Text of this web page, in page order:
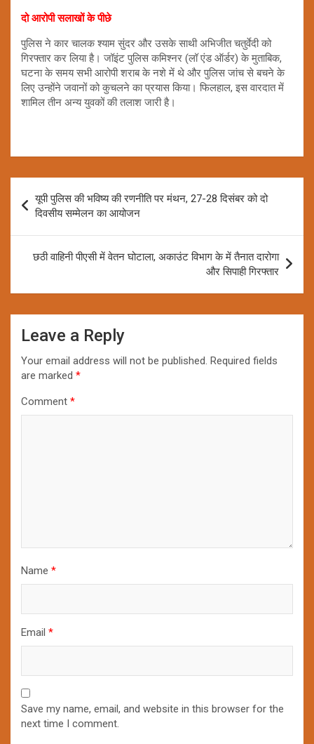
दो आरोपी सलाखों के पीछे
पुलिस ने कार चालक श्याम सुंदर और उसके साथी अभिजीत चतुर्वेदी को
गिरफ्तार कर लिया है। जॉइंट पुलिस कमिश्नर (लॉ एंड ऑर्डर) के मुताबिक,
घटना के समय सभी आरोपी शराब के नशे में थे और पुलिस जांच से बचने के
लिए उन्होंने जवानों को कुचलने का प्रयास किया। फिलहाल, इस वारदात में
शामिल तीन अन्य युवकों की तलाश जारी है।
navigation
यूपी पुलिस की भविष्य की रणनीति पर मंथन, 27-28 दिसंबर को दो
दिवसीय सम्मेलन का आयोजन
छठी वाहिनी पीएसी में वेतन घोटाला, अकाउंट विभाग के में तैनात दारोगा
और सिपाही गिरफ्तार
Leave a Reply
Your email address will not be published. Required fields
are marked *
Comment *
Name *
Email *
Save my name, email, and website in this browser for the
next time I comment.